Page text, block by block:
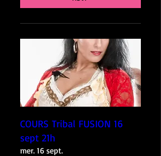
COURS Tribal FUSION 16
sept 21h
mer. 16 sept.